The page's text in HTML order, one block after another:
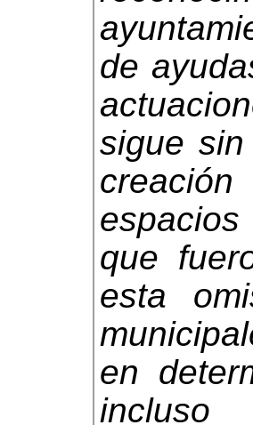
de
sigue
que
esta
en